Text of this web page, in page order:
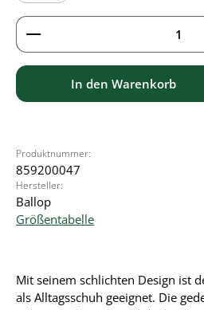
Produkt Anzahl: Gib den
In den Warenkorb
Produktnummer:
859200047
Hersteller:
Ballop
Größentabelle
Mit seinem schlichten Design ist
als Alltagsschuh geeignet. Die